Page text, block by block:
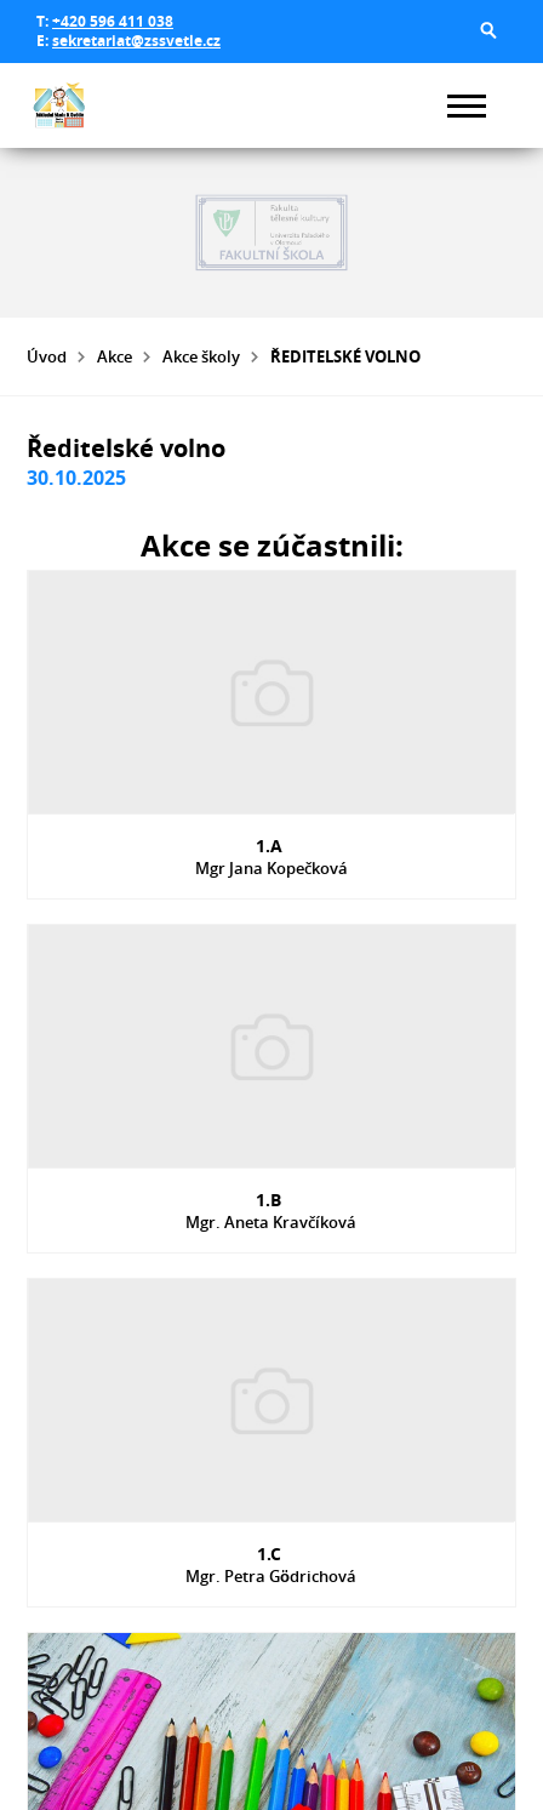
T:+420 596 411 038
E:sekretariat@zssvetle.cz
Úvod Akce Akce školy ŘEDITELSKÉ VOLNO
Ředitelské volno
30.10.2025
Akce se zúčastnili:
1.A
Mgr Jana Kopečková
1.B
Mgr. Aneta Kravčíková
1.C
Mgr. Petra Gödrichová